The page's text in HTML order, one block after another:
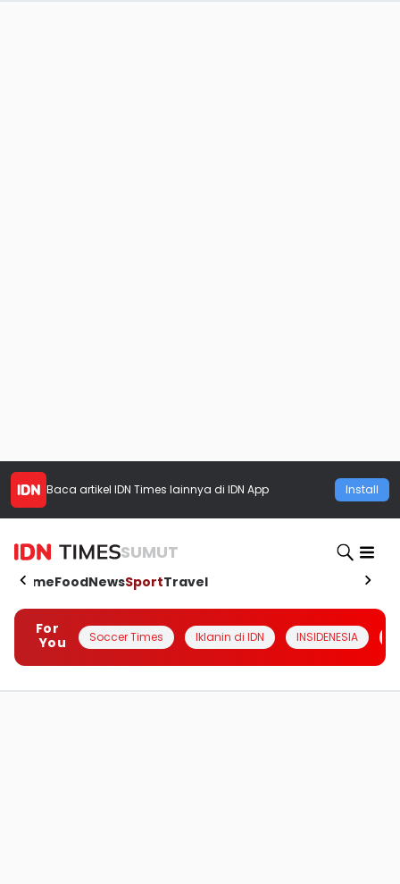
Baca artikel IDN Times lainnya di IDN App Install
SUMUT
HomeFoodNewsSportTravel
For
You
Soccer Times Iklanin di IDN INSIDENESIA